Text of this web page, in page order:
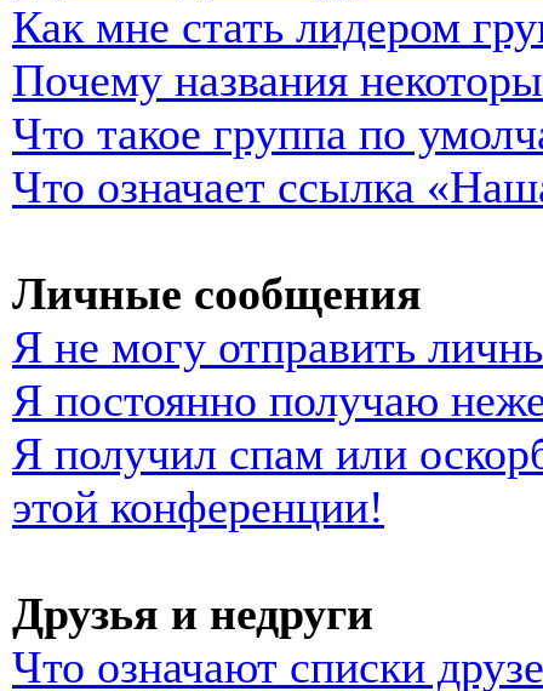
Как мне стать лидером
Почему названия
Что такое группа по
Что означает ссылка
Личные сообщения
Я не могу отправить
Я постоянно получаю
Я получил спам или
этой конференции!
Друзья и недруги
Что означают списки